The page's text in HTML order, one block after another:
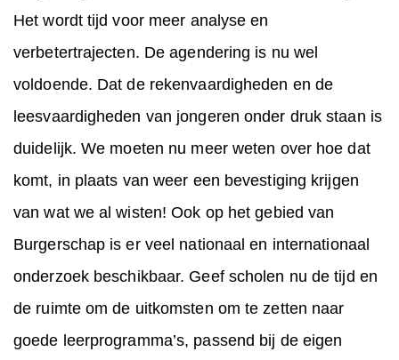
Het wordt tijd voor meer analyse en
verbetertrajecten. De agendering is nu wel
voldoende. Dat de rekenvaardigheden en de
leesvaardigheden van jongeren onder druk staan is
duidelijk. We moeten nu meer weten over hoe dat
komt, in plaats van weer een bevestiging krijgen
van wat we al wisten! Ook op het gebied van
Burgerschap is er veel nationaal en internationaal
onderzoek beschikbaar. Geef scholen nu de tijd en
de ruimte om de uitkomsten om te zetten naar
goede leerprogramma’s, passend bij de eigen